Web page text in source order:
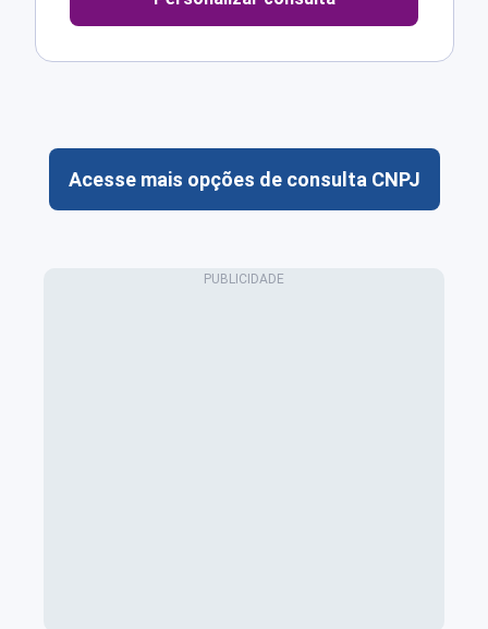
Acesse mais opções de consulta CNPJ